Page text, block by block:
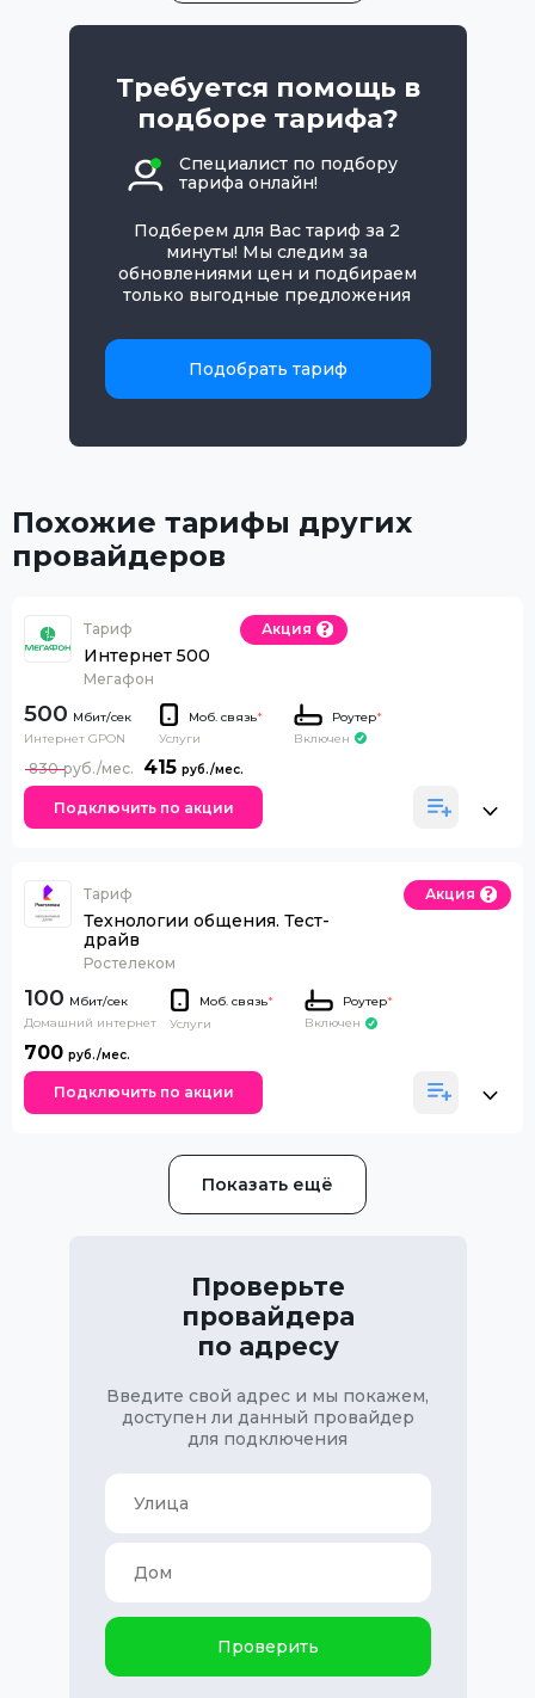
Требуется помощь в
подборе тарифа?
Специалист по подбору
тарифа онлайн!
Подберем для Вас тариф за 2
минуты! Мы следим за
обновлениями цен и подбираем
только выгодные предложения
Подобрать тариф
Похожие тарифы других
провайдеров
Тариф
Интернет 500
Мегафон
Акция
500
Интернет GPON
Моб. связь*
Услуги
Роутер*
Включен
415
830
Подключить по акции
Тариф
Технологии общения. Тест-
драйв
Ростелеком
Акция
100
Домашний интернет
Моб. связь*
Услуги
Роутер*
Включен
700
Подключить по акции
Показать ещё
Проверьте
провайдера
по адресу
Введите свой адрес и мы покажем,
доступен ли данный провайдер
для подключения
Проверить